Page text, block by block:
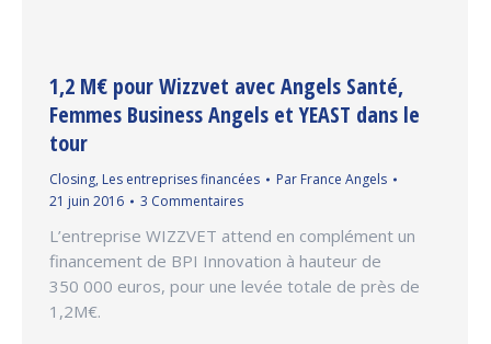
1,2 M€ pour Wizzvet avec Angels Santé,
Femmes Business Angels et YEAST dans le
tour
Closing, Les entreprises financées Par France Angels
21 juin 2016
3 Commentaires
L’entreprise WIZZVET attend en complément un
financement de BPI Innovation à hauteur de
350 000 euros, pour une levée totale de près de
1,2M€.